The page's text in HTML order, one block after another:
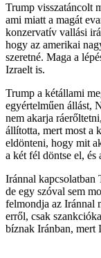
Trump visszatáncolt
ami miatt a magát
konzervatív vallási
hogy az amerikai
szeretné. Maga a
Izraelt is.
Trump a kétállami
egyértelműen állást,
nem akarja
állította, mert most a
eldönteni, hogy mit
a két fél döntse el, és
Iránnal kapcsolatban
de egy szóval sem
felmondja az Iránnal
erről, csak
bíznak Iránban, mert